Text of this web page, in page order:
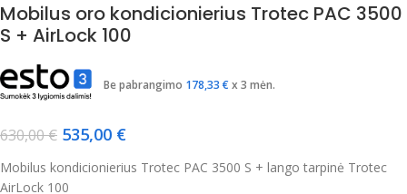
Mobilus oro kondicionierius Trotec PAC 3500
S + AirLock 100
Be pabrangimo 178,33 € x 3 mėn.
630,00€ 535,00 €
Mobilus kondicionierius Trotec PAC 3500 S + lango tarpinė Trotec
AirLock 100